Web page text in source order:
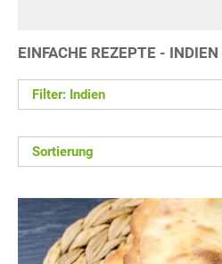
EINFACHE REZEPTE - INDIEN
Filter: Indien
Sortierung